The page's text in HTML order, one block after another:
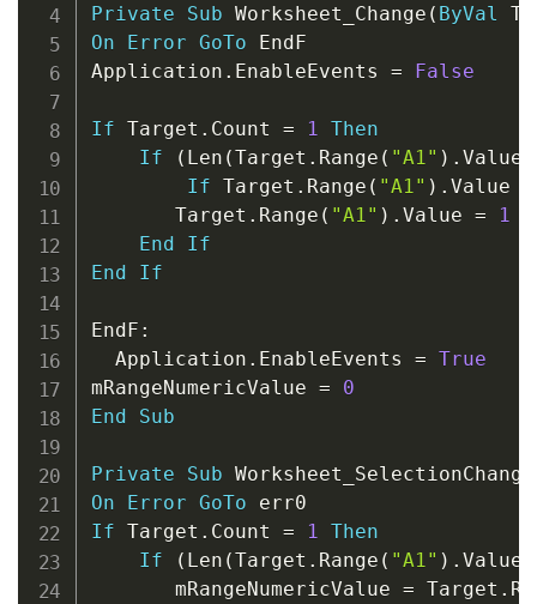
Private Sub Worksheet_Change ( ByVal
On
Error GoTo EndF
Application . EnableEvents = False
If Target . Count = 1
Then
If
( Len (Target . Range ( "A1" ) . Value
If Target . Range ( "A1" ) . Value
       Target
. Range ( "A1" ) . Value = 1
End
If
End
If
EndF :
  Application
. EnableEvents = True
mRangeNumericValue =
0
End
Sub
Private Sub Worksheet_SelectionChange
On
Error GoTo
If Target . Count = 1
Then
If
( Len (Target . Range ( "A1" ) . Value
       mRangeNumericValue
= Target .